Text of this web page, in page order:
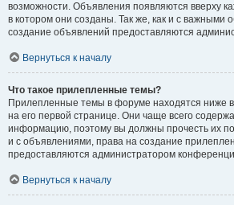
возможности. Объявления появляются вверху
в котором они созданы. Так же, как и с важными
создание объявлений предоставляются
Вернуться к началу
Что такое прилепленные темы?
Прилепленные темы в форуме находятся ниже
на его первой странице. Они чаще всего
информацию, поэтому вы должны прочесть их по
и с объявлениями, права на создание
предоставляются администратором
Вернуться к началу